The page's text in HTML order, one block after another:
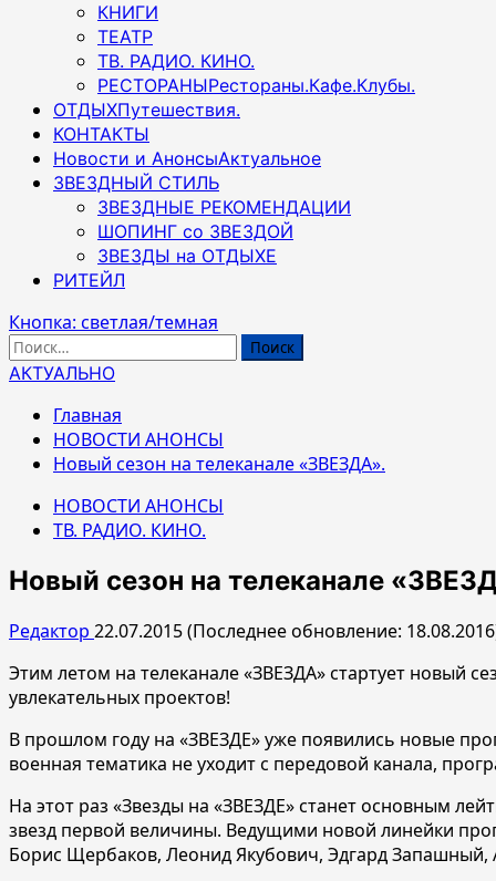
КНИГИ
ТЕАТР
ТВ. РАДИО. КИНО.
РЕСТОРАНЫРестораны.Кафе.Клубы.
ОТДЫХПутешествия.
КОНТАКТЫ
Новости и АнонсыАктуальное
ЗВЕЗДНЫЙ СТИЛЬ
ЗВЕЗДНЫЕ РЕКОМЕНДАЦИИ
ШОПИНГ со ЗВЕЗДОЙ
ЗВЕЗДЫ на ОТДЫХЕ
РИТЕЙЛ
Кнопка: светлая/темная
Найти:
АКТУАЛЬНО
Главная
НОВОСТИ АНОНСЫ
Новый сезон на телеканале «ЗВЕЗДА».
НОВОСТИ АНОНСЫ
ТВ. РАДИО. КИНО.
Новый сезон на телеканале
Редактор 22.07.2015 (Последнее обновление:
Этим летом на телеканале «ЗВЕЗДА» стартует новый
увлекательных проектов!
В прошлом году на «ЗВЕЗДЕ» уже появились новые
военная тематика не уходит с передовой канала,
На этот раз «Звезды на «ЗВЕЗДЕ» станет основным
звезд первой величины. Ведущими новой линейки
Борис Щербаков, Леонид Якубович, Эдгард